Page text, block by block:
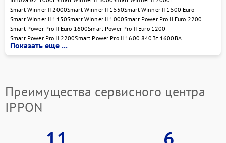
запускается сам процесс восстановления.
Далее следует разборка устройства, очистка, замена
неисправных элементов и настройка. После сборки
бесперебойник проходит тестирование —
проверяются все режимы и нагрузочные
Обратиться к нам можно по адресу ул. Чаянова 18
или по телефону +7 (495) 023-73-25. Если нужен
Smart Winner II 2000Smart Winner II 1550Smart Winner II 1500 Euro
Smart Winner II 1150Smart Winner II 1000Smart Power Pro II Euro 2200
Smart Power Pro II Euro 1600Smart Power Pro II Euro 1200
Smart Power Pro II 2200Smart Power Pro II 1600 840Вт 1600ВА
Показать еще ...
Преимущества сервисного центра
IPPON